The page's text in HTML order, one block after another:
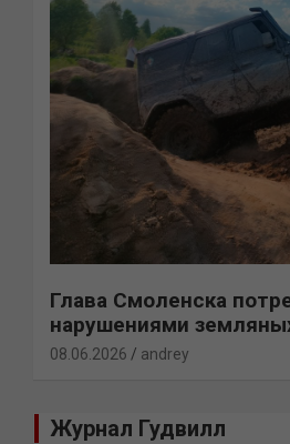
Глава Смоленска
нарушениями
08.06.2026 andrey
Журнал Гудвилл